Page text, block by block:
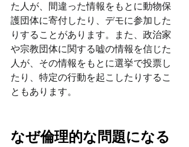
た人が、間違った情報をもとに動物保
護団体に寄付したり、デモに参加した
りすることがあります。また、政治家
や宗教団体に関する嘘の情報を信じた
人が、その情報をもとに選挙で投票し
たり、特定の行動を起こしたりするこ
ともあります。
なぜ倫理的な問題になる